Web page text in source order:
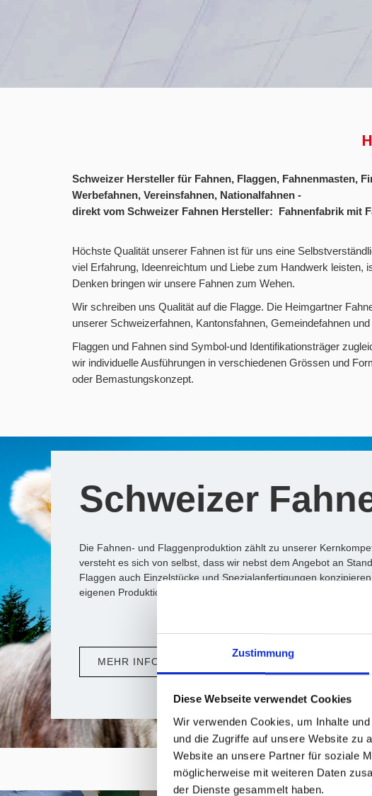
Zustimmung
Diese Webseite verwendet Cookies
Wir verwenden Cookies, um Inhalte
und die Zugriffe auf unsere Website zu
Website an unsere Partner für soziale
möglicherweise mit weiteren Daten
der Dienste gesammelt haben.
Schweizer Hersteller für Fahnen, Flaggen, Fahnenmasten,
Werbefahnen, Vereinsfahnen, Nationalfahnen -
direkt vom Schweizer Fahnen Hersteller: Fahnenfabrik mit
Höchste Qualität unserer Fahnen ist für uns eine
viel Erfahrung, Ideenreichtum und Liebe zum Handwerk leisten,
Denken bringen wir unsere Fahnen zum Wehen.
Wir schreiben uns Qualität auf die Flagge. Die Heimgartner
unserer Schweizerfahnen, Kantonsfahnen, Gemeindefahnen
Flaggen und Fahnen sind Symbol-und Identifikationsträger
wir individuelle Ausführungen in verschiedenen Grössen und
oder Bemastungskonzept.
Schweizer
Die Fahnen- und Flaggenproduktion zählt zu unserer
versteht es sich von selbst, dass wir nebst dem Angebot an
Flaggen auch Einzelstücke und Spezialanfertigungen
eigenen Produktionsaterliers nähen, drucken und konfektionieren.
MEHR INFO